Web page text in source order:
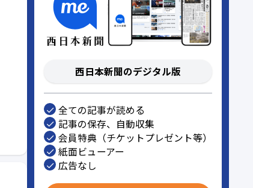
西日本新聞のデジタル版
全ての記事が読める
記事の保存、自動収集
会員特典（チケットプレゼント等）
紙面ビューアー
広告なし